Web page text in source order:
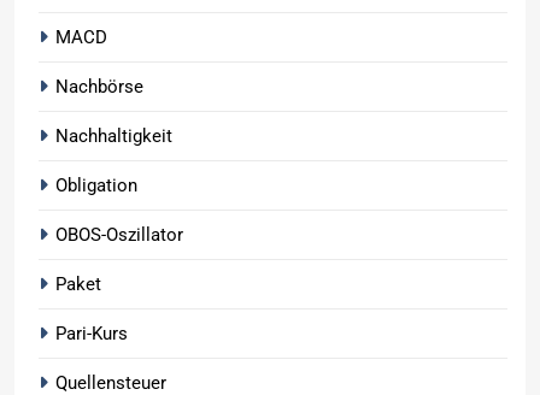
MACD
Nachbörse
Nachhaltigkeit
Obligation
OBOS-Oszillator
Paket
Pari-Kurs
Quellensteuer